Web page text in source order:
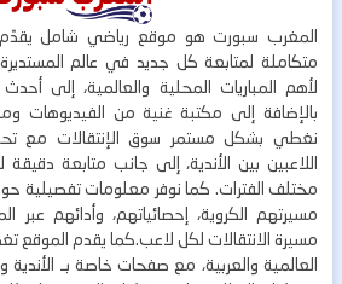
المغرب سبورت هو موقع رياضي شامل يقدّم
متكاملة لمتابعة كل جديد في عالم
لأهم المباريات المحلية والعالمية، إلى أحدث
بالإضافة إلى مكتبة غنية من الفيديوهات
نغطي بشكل مستمر سوق الإنتقالات مع
اللاعبين بين الأندية، إلى جانب متابعة دقيقة
مختلف الفترات. كما نوفر معلومات تفصيلية
مسيرتهم الكروية، إحصائياتهم، وأدائهم
مسيرة الانتقالات لكل لاعب.كما يقدم الموقع
العالمية والعربية، مع صفحات خاصة بـ